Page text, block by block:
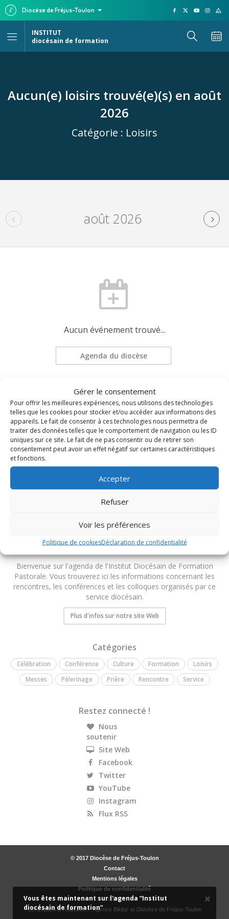
Diocèse de Fréjus-Toulon
Gérer le consentement
Pour offrir les meilleures expériences, nous utilisons des technologies
telles que les cookies pour stocker et/ou accéder aux informations des
appareils. Le fait de consentir à ces technologies nous permettra de
traiter des données telles que le comportement de navigation ou les ID
uniques sur ce site. Le fait de ne pas consentir ou de retirer son
consentement peut avoir un effet négatif sur certaines caractéristiques
et fonctions.
Accepter
Refuser
Voir les préférences
Politique de cookiesDéclaration de confidentialité
INSTITUT
diocésain de formation
Aucun(e) loisirs trouvé(e)(s) en août
2026
Catégorie : Loisirs
août 2026
Aucun événement trouvé...
Agenda du diocèse
Demander une mise à jour
Bienvenue sur l'agenda de l'Institut Diocésain de Formation
Pastorale. Vous trouverez ici les informations concernant les
rencontres, les conférences et les colloques organisés par ce
service diocésain.
Plus d'infos sur notre site Web
Catégories
Célébration Conférence Culture Formation
Loisirs
Messes
Pèlerinage Prière Rencontre Service
Restez connecté !
Nous
soutenir
Site Web
Facebook
Twitter
YouTube
Instagram
Flux RSS
© 2017 Diocèse de Fréjus-Toulon
Contact
Mentions légales
Politique de confidentialité
CGU
Conception & réalisation :Agence Bikloz et Diocèse de Fréjus-Toulon
×
Vous êtes maintenant sur l'agenda “Institut
diocésain de formation“